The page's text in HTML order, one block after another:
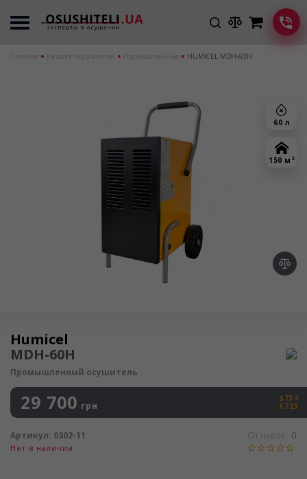
Главная Каталог осушителей Промышленные HUMICEL MDH-60H
60 л
150 м 2
Осушитель воздуха
Humicel
MDH-60H
Промышленный осушитель
29 700 грн
$734
€723
Нет в наличии
Отзывов: 0
Артикул: 0302-11